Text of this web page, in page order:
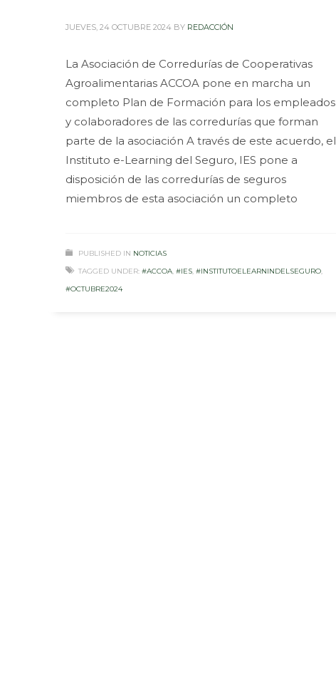
JUEVES, 24 OCTUBRE 2024 BY REDACCIÓN
La Asociación de Corredurías de Cooperativas
Agroalimentarias ACCOA pone en marcha un
completo Plan de Formación para los empleados
y colaboradores de las corredurías que forman
parte de la asociación A través de este acuerdo, el
Instituto e-Learning del Seguro, IES pone a
disposición de las corredurías de seguros
miembros de esta asociación un completo
PUBLISHED IN NOTICIAS
TAGGED UNDER: #ACCOA, #IES, #INSTITUTOELEARNINDELSEGURO,
#OCTUBRE2024